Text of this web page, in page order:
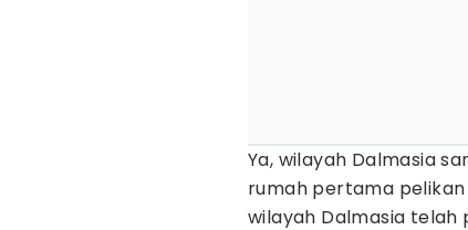
Ya, wilayah Dalmasia
rumah pertama pelikan
wilayah Dalmasia